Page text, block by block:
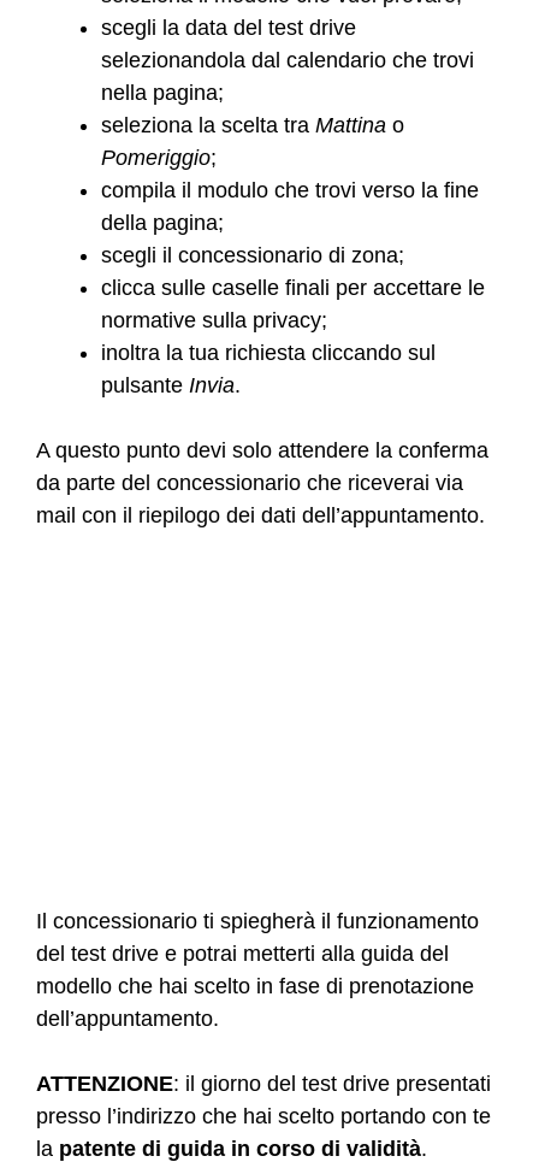
scegli la data del test drive
selezionandola dal calendario che trovi
nella pagina;
seleziona la scelta tra Mattina o
Pomeriggio;
compila il modulo che trovi verso la fine
della pagina;
scegli il concessionario di zona;
clicca sulle caselle finali per accettare le
normative sulla privacy;
inoltra la tua richiesta cliccando sul
pulsante Invia.
A questo punto devi solo attendere la conferma
da parte del concessionario che riceverai via
mail con il riepilogo dei dati dell’appuntamento.
Il concessionario ti spiegherà il funzionamento
del test drive e potrai metterti alla guida del
modello che hai scelto in fase di prenotazione
dell’appuntamento.
ATTENZIONE: il giorno del test drive presentati
presso l’indirizzo che hai scelto portando con te
la patente di guida in corso di validità.